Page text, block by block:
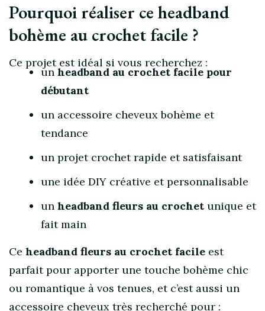
Pourquoi réaliser ce headband
bohème au crochet facile ?
Ce projet est idéal si vous recherchez :
un headband au crochet facile pour
débutant
un accessoire cheveux bohème et
tendance
un projet crochet rapide et satisfaisant
une idée DIY créative et personnalisable
un headband fleurs au crochet unique et
fait main
Ce headband fleurs au crochet facile est
parfait pour apporter une touche bohème chic
ou romantique à vos tenues, et c’est aussi un
accessoire cheveux très recherché pour :